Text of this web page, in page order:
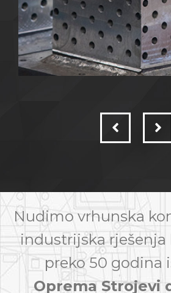
Nudimo vrhunska
industrijska rješenja
preko 50 godina
Oprema Strojevi